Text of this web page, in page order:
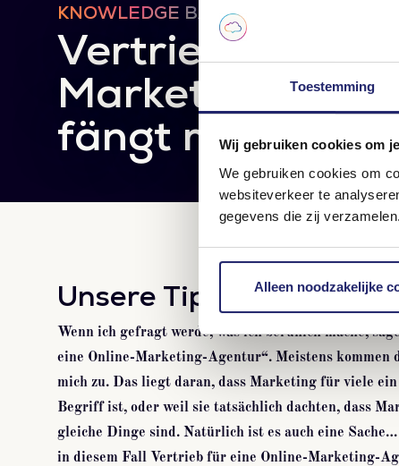
Toestemming
Wij gebruiken cookies om
We gebruiken cookies om
websiteverkeer te
gegevens die zij
Alleen noodzakelijke
KNOWLEDGE BASE
Vertrieb in einer
Marketing-
fängt man an?
Unsere Tipps für Cold
Wenn ich gefragt werde, was ich beruflich mache,
eine Online-Marketing-Agentur“. Meistens kommen
mich zu. Das liegt daran, dass Marketing für viele
Begriff ist, oder weil sie tatsächlich dachten, dass
gleiche Dinge sind. Natürlich ist es auch eine Sache…
in diesem Fall Vertrieb für eine Online-Marketing-